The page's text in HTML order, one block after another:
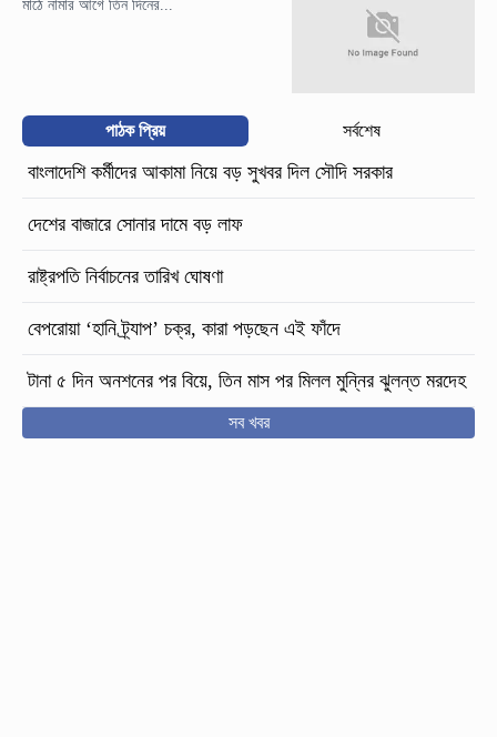
মাঠে নামার আগে তিন দিনের...
পাঠক প্রিয় সর্বশেষ
বাংলাদেশি কর্মীদের আকামা নিয়ে বড় সুখবর দিল সৌদি সরকার
দেশের বাজারে সোনার দামে বড় লাফ
রাষ্ট্রপতি নির্বাচনের তারিখ ঘোষণা
বেপরোয়া ‘হানি ট্র্যাপ’ চক্র, কারা পড়ছেন এই ফাঁদে
টানা ৫ দিন অনশনের পর বিয়ে, তিন মাস পর মিলল মুন্নির ঝুলন্ত মরদেহ
সব খবর